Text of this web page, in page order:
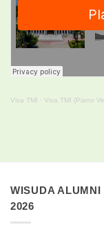
Viva TMI · Viva TMI (Piano
WISUDA
2026